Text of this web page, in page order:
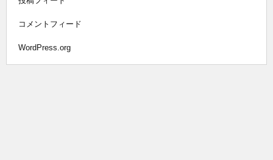
コメントフィード
WordPress.org